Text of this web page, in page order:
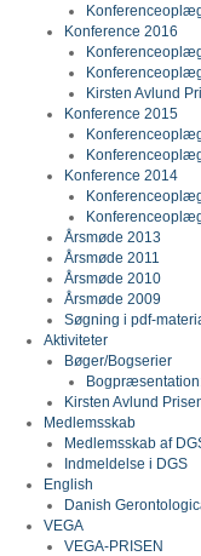
Konference 2016
Kirsten Avlund
Konference 2015
Konference 2014
Årsmøde 2013
Årsmøde 2011
Årsmøde 2010
Årsmøde 2009
Søgning i pdf-
Aktiviteter
Bøger/Bogserier
Kirsten Avlund
Medlemsskab
Medlemsskab af
Indmeldelse i DGS
English
Danish
VEGA
VEGA-PRISEN